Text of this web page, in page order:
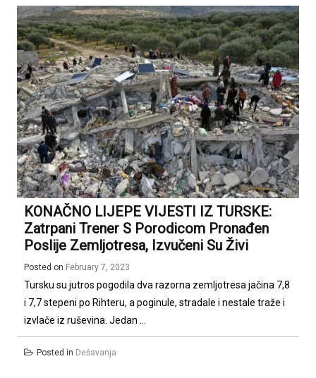
KONAČNO LIJEPE VIJESTI IZ TURSKE:
Zatrpani Trener S Porodicom Pronađen
Poslije Zemljotresa, Izvučeni Su Živi
Posted on February 7, 2023
Tursku su jutros pogodila dva razorna zemljotresa jačina 7,8
i 7,7 stepeni po Rihteru, a poginule, stradale i nestale traže i
izvlače iz ruševina. Jedan ...
Posted in Dešavanja